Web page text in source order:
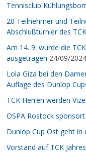
Tennisclub
20 Teilnehmer und
Abschlußturnier des TCK
Am 14. 9. wurde die
ausgetragen 24/09/2024
Lola Giza bei den
Auflage des Dunlop
TCK Herren werden
OSPA Rostock
Dunlop Cup Ost geht in
Vorstand auf TCK